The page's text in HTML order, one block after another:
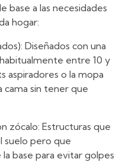
a las necesidades
hogar:
Diseñados con una
entre 10 y
aspiradores o la mopa
cama sin tener que
zócalo: Estructuras que
suelo pero que
base para evitar golpes